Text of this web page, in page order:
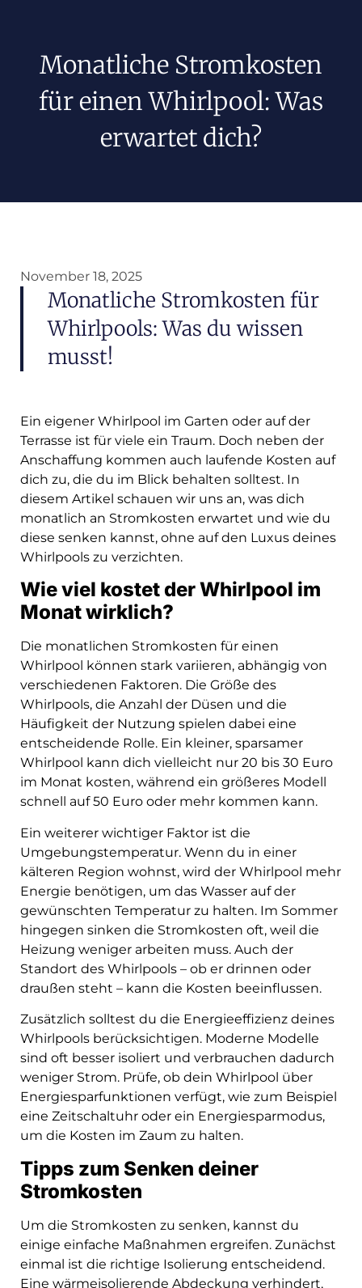
Monatliche Stromkosten
für einen Whirlpool: Was
erwartet dich?
November 18, 2025
Monatliche Stromkosten für
Whirlpools: Was du wissen
musst!
Ein eigener Whirlpool im Garten oder auf der
Terrasse ist für viele ein Traum. Doch neben der
Anschaffung kommen auch laufende Kosten auf
dich zu, die du im Blick behalten solltest. In
diesem Artikel schauen wir uns an, was dich
monatlich an Stromkosten erwartet und wie du
diese senken kannst, ohne auf den Luxus deines
Whirlpools zu verzichten.
Wie viel kostet der Whirlpool im
Monat wirklich?
Die monatlichen Stromkosten für einen
Whirlpool können stark variieren, abhängig von
verschiedenen Faktoren. Die Größe des
Whirlpools, die Anzahl der Düsen und die
Häufigkeit der Nutzung spielen dabei eine
entscheidende Rolle. Ein kleiner, sparsamer
Whirlpool kann dich vielleicht nur 20 bis 30 Euro
im Monat kosten, während ein größeres Modell
schnell auf 50 Euro oder mehr kommen kann.
Ein weiterer wichtiger Faktor ist die
Umgebungstemperatur. Wenn du in einer
kälteren Region wohnst, wird der Whirlpool mehr
Energie benötigen, um das Wasser auf der
gewünschten Temperatur zu halten. Im Sommer
hingegen sinken die Stromkosten oft, weil die
Heizung weniger arbeiten muss. Auch der
Standort des Whirlpools – ob er drinnen oder
draußen steht – kann die Kosten beeinflussen.
Zusätzlich solltest du die Energieeffizienz deines
Whirlpools berücksichtigen. Moderne Modelle
sind oft besser isoliert und verbrauchen dadurch
weniger Strom. Prüfe, ob dein Whirlpool über
Energiesparfunktionen verfügt, wie zum Beispiel
eine Zeitschaltuhr oder ein Energiesparmodus,
um die Kosten im Zaum zu halten.
Tipps zum Senken deiner
Stromkosten
Um die Stromkosten zu senken, kannst du
einige einfache Maßnahmen ergreifen. Zunächst
einmal ist die richtige Isolierung entscheidend.
Eine wärmeisolierende Abdeckung verhindert,